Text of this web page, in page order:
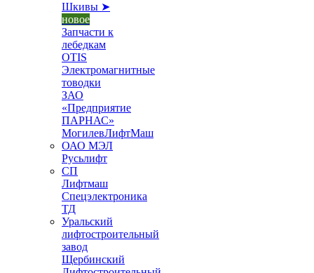
Шкивы ➤
новое
Запчасти к
лебедкам
OTIS
Электромагнитные
товодки
ЗАО
«Предприятие
ПАРНАС»
МогилевЛифтМаш
ОАО МЭЛ
Русьлифт
СП
Лифтмаш
Спецэлектроника
ТД
Уральский
лифтостроительный
завод
Щербинский